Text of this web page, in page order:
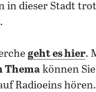
in dieser Stadt
geht es hier.
Thema können
Radioeins hören.